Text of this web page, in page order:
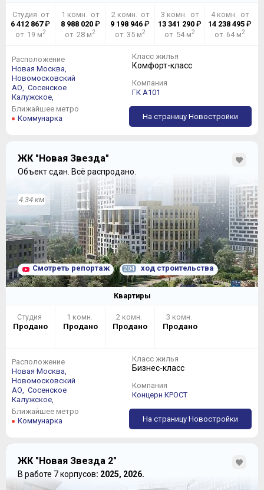
Студия от
6 412 867₽
от 19 м2
1 комн. от
8 988 020₽
от 28 м2
2 комн. от
9 198 946 ₽
от 35 м2
3 комн. от
13 341 290 ₽
от 54 м2
4 комн. от
14 238 495₽
от 64 м2
Расположение
Новая Москва,
Новомосковский
АО, Сосенское
Калужское,
Ближайшее метро
Коммунарка
Класс жилья
Комфорт-класс
Компания
ГК А101
На страницу Новостройки
ЖК "Новая Звезда"
Объект сдан. Всё распродано.
4.34 км
Смотреть репортаж 204 ход строительства
Квартиры
Студия
Продано
1 комн.
Продано
2 комн.
Продано
3 комн.
Продано
Расположение
Новая Москва,
Новомосковский
АО, Сосенское
Калужское,
Ближайшее метро
Коммунарка
Класс жилья
Бизнес-класс
Компания
Концерн КРОСТ
На страницу Новостройки
ЖК "Новая Звезда 2"
В работе 7 корпусов: 2025, 2026.